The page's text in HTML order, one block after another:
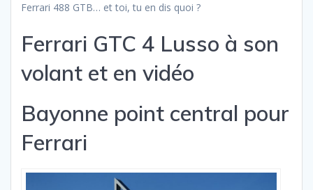
Ferrari 488 GTB… et toi, tu en dis quoi ?
Ferrari GTC 4 Lusso à son
volant et en vidéo
Bayonne point central pour
Ferrari